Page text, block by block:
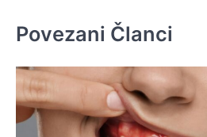
Povezani Članci